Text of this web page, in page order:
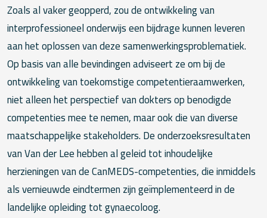
Zoals al vaker geopperd, zou de ontwikkeling van
interprofessioneel onderwijs een bijdrage kunnen leveren
aan het oplossen van deze samenwerkingsproblematiek.
Op basis van alle bevindingen adviseert ze om bij de
ontwikkeling van toekomstige competentieraamwerken,
niet alleen het perspectief van dokters op benodigde
competenties mee te nemen, maar ook die van diverse
maatschappelijke stakeholders. De onderzoeksresultaten
van Van der Lee hebben al geleid tot inhoudelijke
herzieningen van de CanMEDS-competenties, die inmiddels
als vernieuwde eindtermen zijn geïmplementeerd in de
landelijke opleiding tot gynaecoloog.